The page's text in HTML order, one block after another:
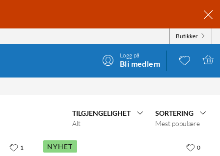
Butikker
Logg på
Bli medlem
TILGJENGELIGHET
Alt
SORTERING
Mest populære
1 NYHET 0